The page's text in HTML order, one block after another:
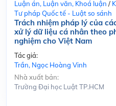
Luận án, Luận văn, Khoá luận /
Tư pháp Quốc tế - Luật so sánh
Trách nhiệm pháp lý của
xử lý dữ liệu cá nhân theo
nghiệm cho Việt Nam
Tác giả:
Trần, Ngọc Hoàng Vinh
Nhà xuất bản:
Trường Đại học Luật TP.HCM